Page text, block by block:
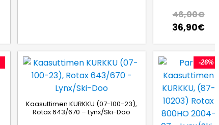
46,00€
36,90€
Kaasuttimen KURKKU (07-100-23),
Rotax 643/670 – Lynx/Ski-Doo
-26%